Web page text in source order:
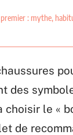
: mythe,
des
choisir le «
de